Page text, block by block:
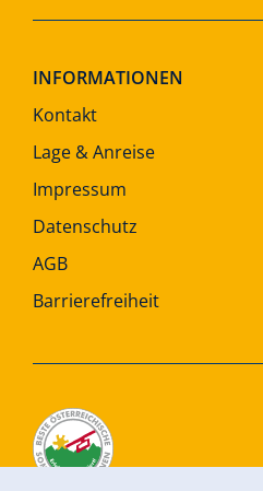
INFORMATIONEN
Kontakt
Lage & Anreise
Impressum
Datenschutz
AGB
Barrierefreiheit